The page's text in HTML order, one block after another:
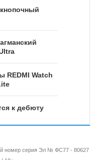
REDMI Watch
к дебюту
номер серия Эл № ФС77 - 80627